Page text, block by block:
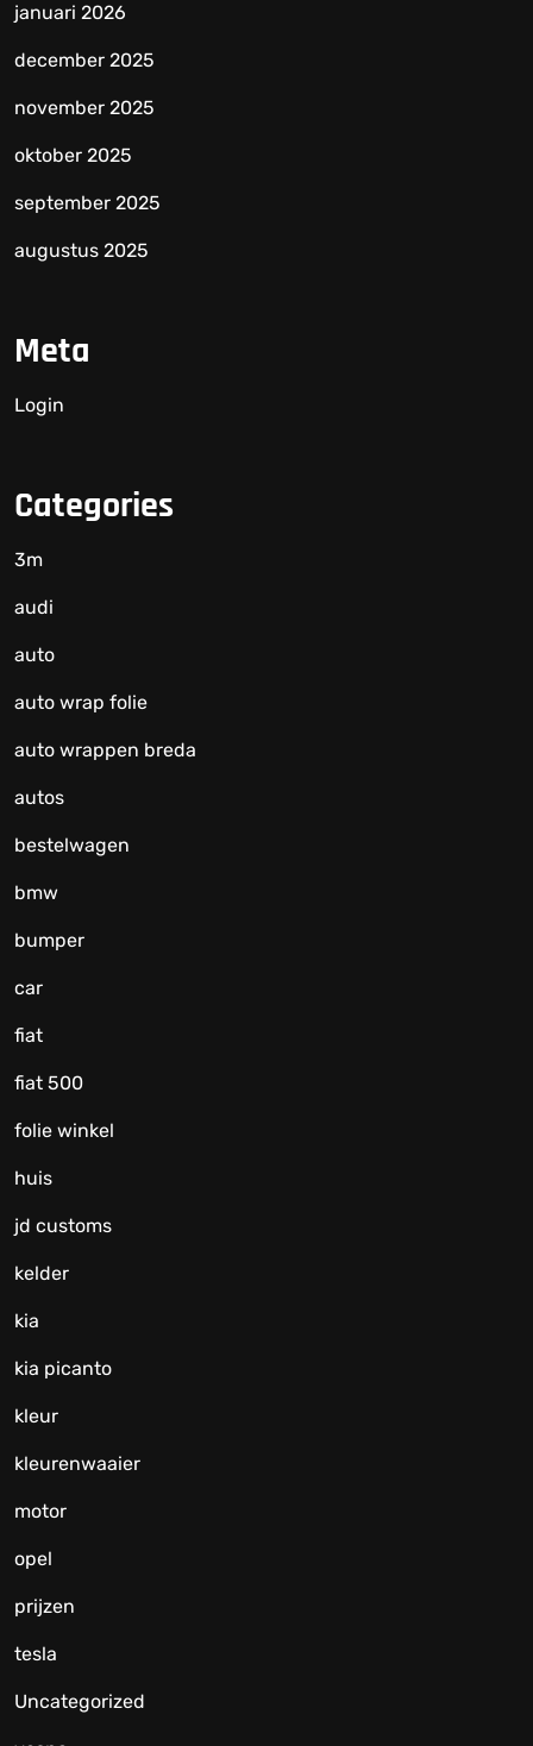
januari 2026
december 2025
november 2025
oktober 2025
september 2025
augustus 2025
Meta
Login
Categories
3m
audi
auto
auto wrap folie
auto wrappen breda
autos
bestelwagen
bmw
bumper
car
fiat
fiat 500
folie winkel
huis
jd customs
kelder
kia
kia picanto
kleur
kleurenwaaier
motor
opel
prijzen
tesla
Uncategorized